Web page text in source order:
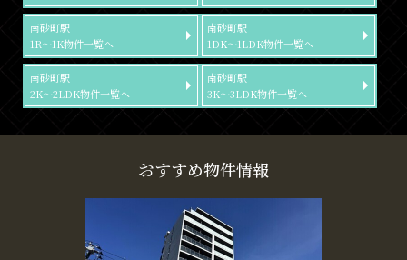
南砂町駅
1R～1K物件一覧へ
南砂町駅
1DK～1LDK物件一覧へ
南砂町駅
2K～2LDK物件一覧へ
南砂町駅
3K～3LDK物件一覧へ
おすすめ物件情報